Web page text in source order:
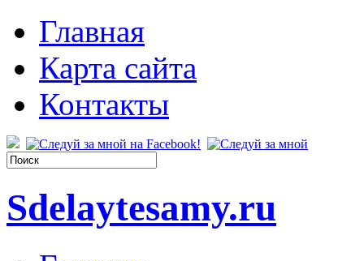
Главная
Карта сайта
Контакты
Sdelaytesamy.ru